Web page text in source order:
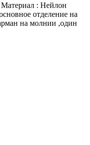
: Нейлон
отделение на
на молнии ,один